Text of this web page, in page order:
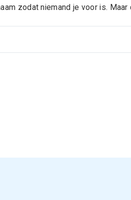
zodat niemand je voor is. Maar